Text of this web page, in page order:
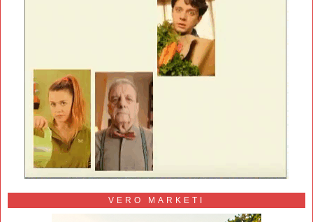
VERO MARKETI